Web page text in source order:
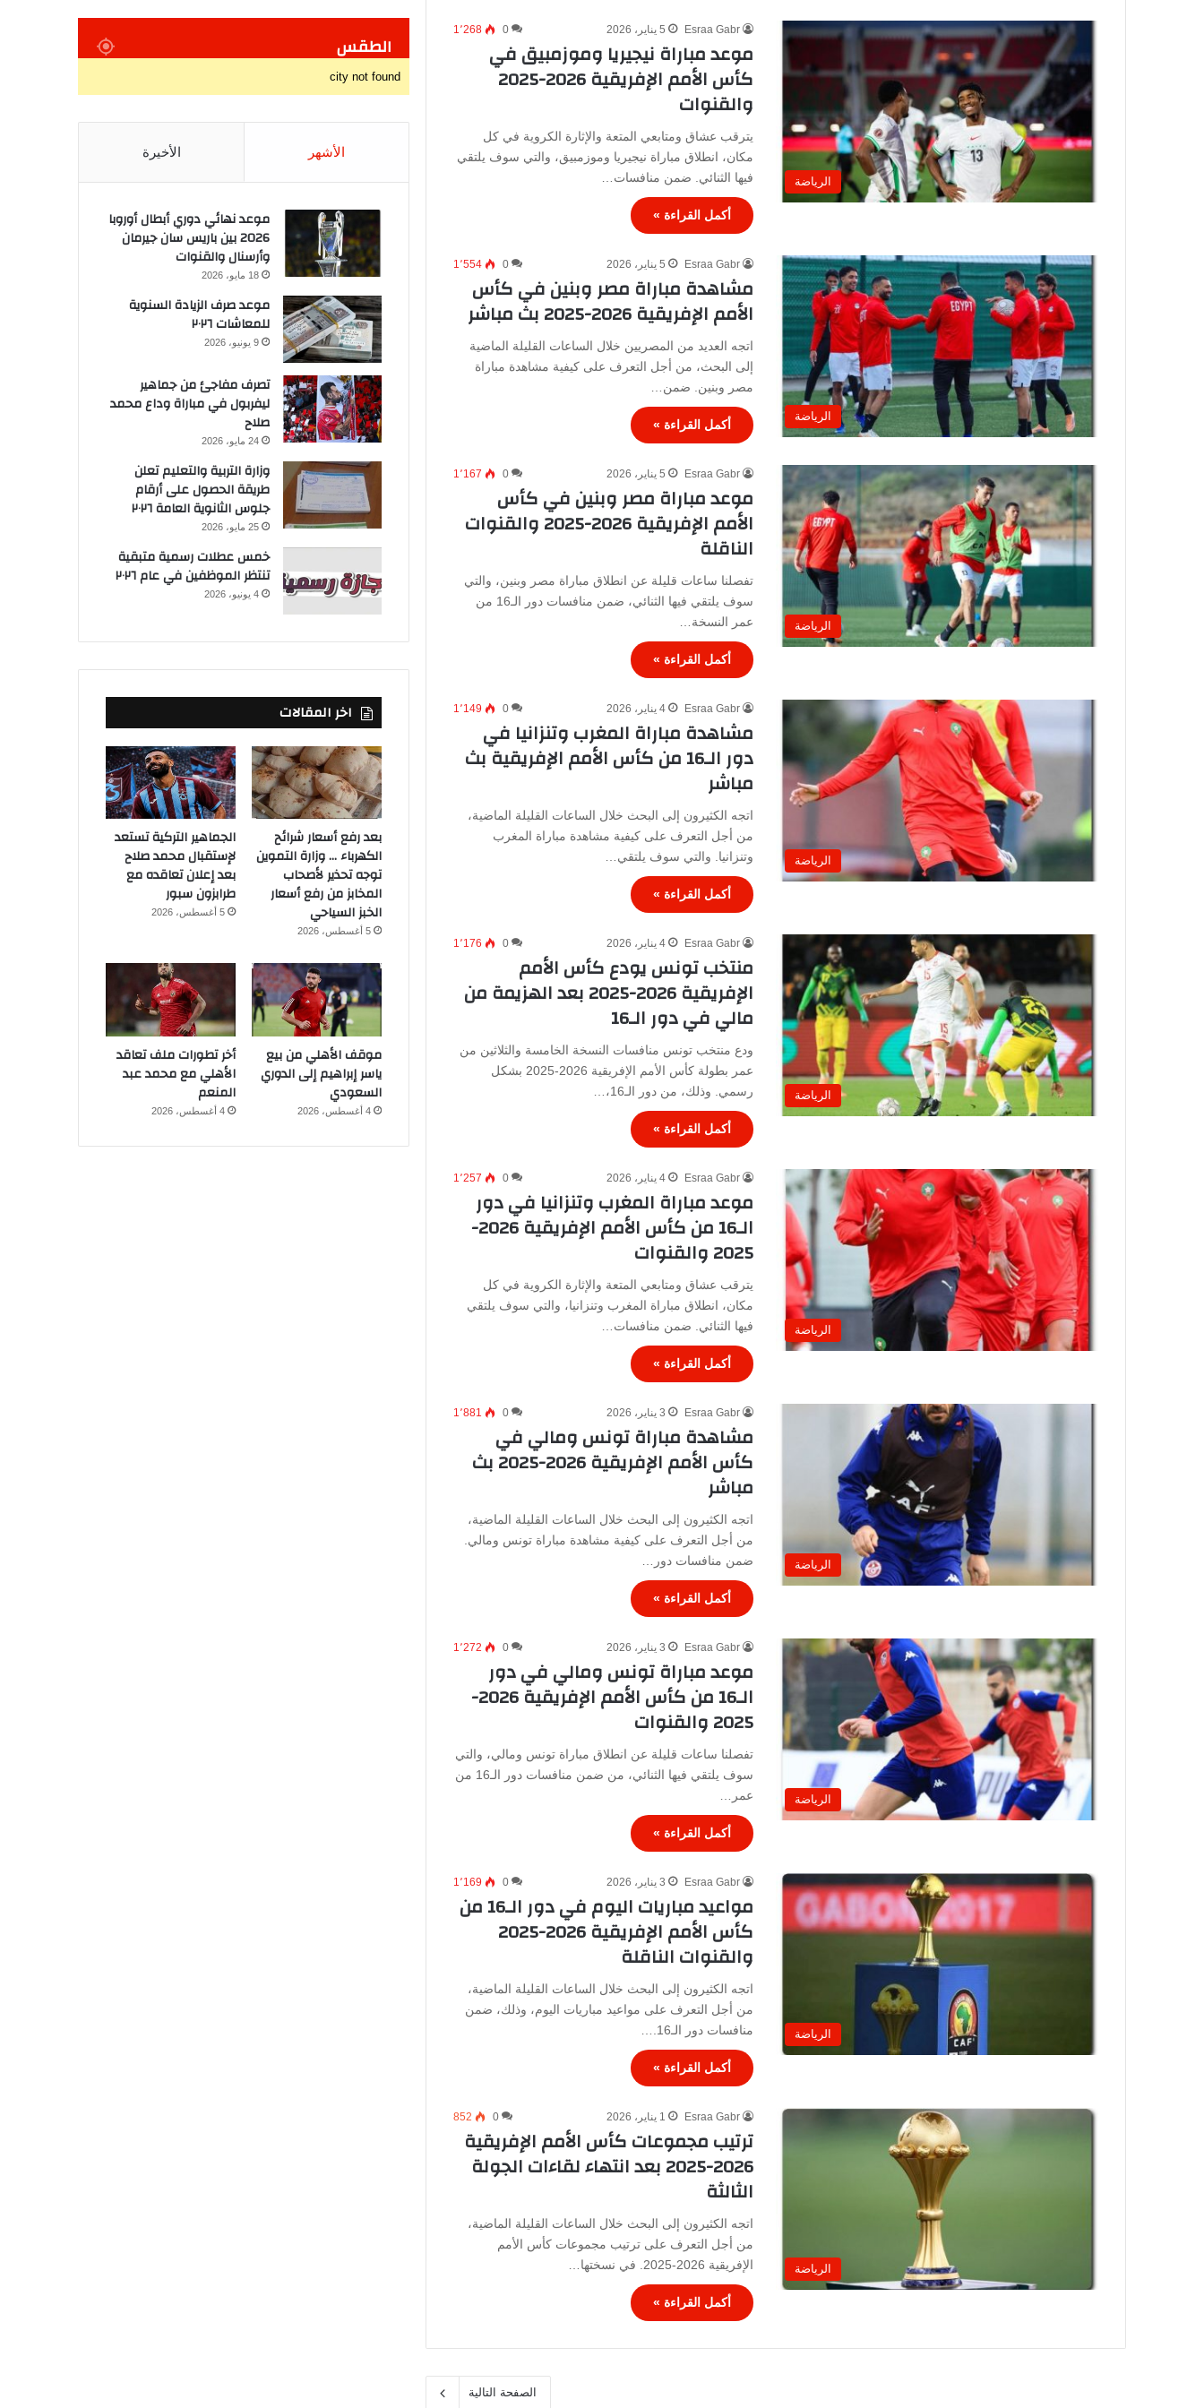
الرياضة
Esraa Gabr 5 يناير، 2026 0 1٬268
موعد مباراة نيجيريا وموزمبيق في
كأس الأمم الإفريقية 2026-2025
والقنوات
يترقب عشاق ومتابعي المتعة والإثارة الكروية في كل
مكان، انطلاق مباراة نيجيريا وموزمبيق، والتي سوف يلتقي
فيها الثنائي. ضمن منافسات…
أكمل القراءة »
الرياضة
Esraa Gabr 5 يناير، 2026 0 1٬554
مشاهدة مباراة مصر وبنين في كأس
الأمم الإفريقية 2026-2025 بث مباشر
اتجه العديد من المصريين خلال الساعات القليلة الماضية
إلى البحث، من أجل التعرف على كيفية مشاهدة مباراة
مصر وبنين. ضمن…
أكمل القراءة »
الرياضة
Esraa Gabr 5 يناير، 2026 0 1٬167
موعد مباراة مصر وبنين في كأس
الأمم الإفريقية 2026-2025 والقنوات
الناقلة
تفصلنا ساعات قليلة عن انطلاق مباراة مصر وبنين، والتي
سوف يلتقي فيها الثنائي، ضمن منافسات دور الـ16 من
عمر النسخة…
أكمل القراءة »
الرياضة
Esraa Gabr 4 يناير، 2026 0 1٬149
مشاهدة مباراة المغرب وتنزانيا في
دور الـ16 من كأس الأمم الإفريقية بث
مباشر
اتجه الكثيرون إلى البحث خلال الساعات القليلة الماضية،
من أجل التعرف على كيفية مشاهدة مباراة المغرب
وتنزانيا. والتي سوف يلتقي…
أكمل القراءة »
الرياضة
Esraa Gabr 4 يناير، 2026 0 1٬176
منتخب تونس يودع كأس الأمم
الإفريقية 2026-2025 بعد الهزيمة من
مالي في دور الـ16
ودع منتخب تونس منافسات النسخة الخامسة والثلاثين من
عمر بطولة كأس الأمم الإفريقية 2026-2025 بشكل
رسمي. وذلك، من دور الـ16،…
أكمل القراءة »
الرياضة
Esraa Gabr 4 يناير، 2026 0 1٬257
موعد مباراة المغرب وتنزانيا في دور
الـ16 من كأس الأمم الإفريقية 2026-
2025 والقنوات
يترقب عشاق ومتابعي المتعة والإثارة الكروية في كل
مكان، انطلاق مباراة المغرب وتنزانيا، والتي سوف يلتقي
فيها الثنائي. ضمن منافسات…
أكمل القراءة »
الرياضة
Esraa Gabr 3 يناير، 2026 0 1٬881
مشاهدة مباراة تونس ومالي في
كأس الأمم الإفريقية 2026-2025 بث
مباشر
اتجه الكثيرون إلى البحث خلال الساعات القليلة الماضية،
من أجل التعرف على كيفية مشاهدة مباراة تونس ومالي.
ضمن منافسات دور…
أكمل القراءة »
الرياضة
Esraa Gabr 3 يناير، 2026 0 1٬272
موعد مباراة تونس ومالي في دور
الـ16 من كأس الأمم الإفريقية 2026-
2025 والقنوات
تفصلنا ساعات قليلة عن انطلاق مباراة تونس ومالي، والتي
سوف يلتقي فيها الثنائي، من ضمن منافسات دور الـ16 من
عمر…
أكمل القراءة »
الرياضة
Esraa Gabr 3 يناير، 2026 0 1٬169
مواعيد مباريات اليوم في دور الـ16 من
كأس الأمم الإفريقية 2026-2025
والقنوات الناقلة
اتجه الكثيرون إلى البحث خلال الساعات القليلة الماضية،
من أجل التعرف على مواعيد مباريات اليوم، وذلك، ضمن
منافسات دور الـ16.…
أكمل القراءة »
الرياضة
Esraa Gabr 1 يناير، 2026 0
852
ترتيب مجموعات كأس الأمم الإفريقية
2026-2025 بعد انتهاء لقاءات الجولة
الثالثة
اتجه الكثيرون إلى البحث خلال الساعات القليلة الماضية،
من أجل التعرف على ترتيب مجموعات كأس الأمم
الإفريقية 2026-2025. في نسختها…
أكمل القراءة »
الصفحة التالية
الطقس
city not found
الأشهر الأخيرة
موعد نهائي دوري أبطال أوروبا
2026 بين باريس سان جيرمان
وأرسنال والقنوات
18 مايو، 2026
موعد صرف الزيادة السنوية
للمعاشات ٢٠٢٦
9 يونيو، 2026
تصرف مفاجئ من جماهير
ليفربول في مباراة وداع محمد
صلاح
24 مايو، 2026
وزارة التربية والتعليم تعلن
طريقة الحصول على أرقام
جلوس الثانوية العامة ٢٠٢٦
25 مايو، 2026
خمس عطلات رسمية متبقية
تنتظر الموظفين في عام ٢٠٢٦
4 يونيو، 2026
اخر المقالات
بعد رفع أسعار شرائح
الكهرباء … وزارة التموين
توجه تحذير لأصحاب
المخابز من رفع أسعار
الخبز السياحي
5 أغسطس، 2026
الجماهير التركية تستعد
لإستقبال محمد صلاح
بعد إعلان تعاقده مع
طرابزون سبور
5 أغسطس، 2026
موقف الأهلي من بيع
ياسر إبراهيم إلى الدوري
السعودي
4 أغسطس، 2026
أخر تطورات ملف تعاقد
الأهلي مع محمد عبد
المنعم
4 أغسطس، 2026